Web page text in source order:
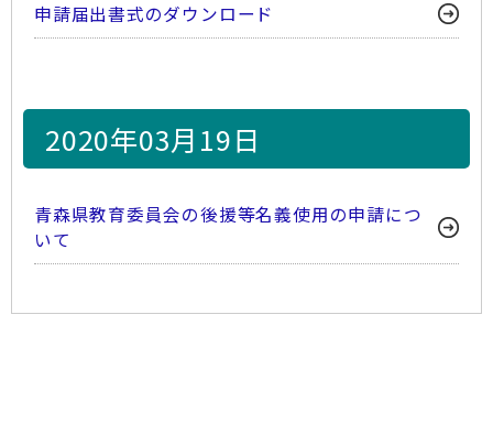
申請届出書式のダウンロード
2020年03月19日
青森県教育委員会の後援等名義使用の申請につ
いて